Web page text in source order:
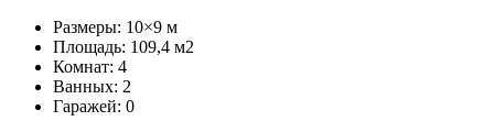
Размеры: 10×9 м
Площадь: 109,4 м2
Комнат: 4
Ванных: 2
Гаражей: 0